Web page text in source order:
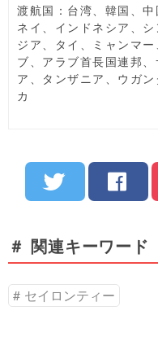
渡航国：台湾、韓国、
ネイ、インドネシア、
ジア、タイ、ミャンマ
ブ、アラブ首長国連邦
ア、タンザニア、ウガ
カ
＃ 関連キーワード
セイロンティー